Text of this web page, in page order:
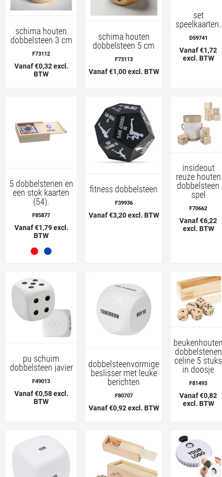
schima houten
dobbelsteen 3 cm
F73112
Vanaf €0,32 excl.
BTW
schima houten
dobbelsteen 5 cm
F73113
Vanaf €1,00 excl. BTW
set
speelkaarten.
D59741
Vanaf €1,72
excl. BTW
5 dobbelstenen en
een stok kaarten
(54).
F85877
Vanaf €1,79 excl.
BTW
fitness dobbelsteen
F39936
Vanaf €3,20 excl. BTW
insideout
reuze houten
dobbelsteen
spel
F70662
Vanaf €6,22
excl. BTW
pu schuim
dobbelsteen javier
F49013
Vanaf €0,58 excl.
BTW
dobbelsteenvormige
beslisser met leuke
berichten
F80707
Vanaf €0,92 excl. BTW
dobbelstenen
celine 5 stuks
in doosje
F81493
Vanaf €0,82
excl. BTW